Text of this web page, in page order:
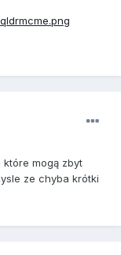
które mogą zbyt
ze chyba krótki